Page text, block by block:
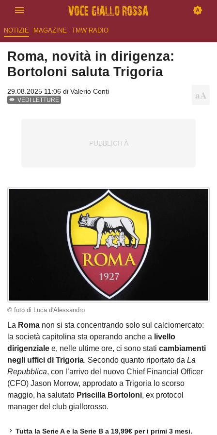
NOTIZIE MAGAZINE TMW RADIO
Roma, novità in dirigenza:
Bortoloni saluta Trigoria
29.08.2025 11:06 di Valerio Conti
VEDI LETTURE
© foto di Luca d'Alessandro
La Roma non si sta concentrando solo sul calciomercato:
la società capitolina sta operando anche a livello
dirigenziale e, nelle ultime ore, ci sono stati cambiamenti
negli uffici di Trigoria. Secondo quanto riportato da La
Repubblica, con l’arrivo del nuovo Chief Financial Officer
(CFO) Jason Morrow, approdato a Trigoria lo scorso
maggio, ha salutato Priscilla Bortoloni, ex protocol
manager del club giallorosso.
Tutta la Serie A e la Serie B a 19,99€ per i primi 3 mesi.